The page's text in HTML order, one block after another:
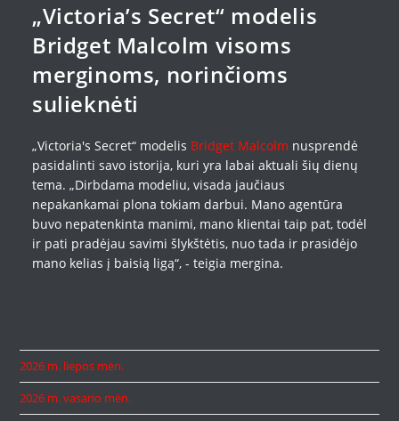
„Victoria’s Secret“ modelis
Bridget Malcolm visoms
merginoms, norinčioms
sulieknėti
„Victoria's Secret“ modelis Bridget Malcolm nusprendė
pasidalinti savo istorija, kuri yra labai aktuali šių dienų
tema. „Dirbdama modeliu, visada jaučiaus
nepakankamai plona tokiam darbui. Mano agentūra
buvo nepatenkinta manimi, mano klientai taip pat, todėl
ir pati pradėjau savimi šlykštėtis, nuo tada ir prasidėjo
mano kelias į baisią ligą“, - teigia mergina.
2026 m. liepos mėn.
2026 m. vasario mėn.